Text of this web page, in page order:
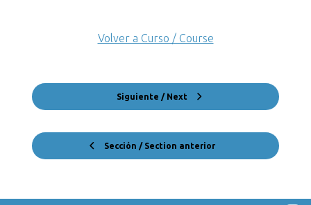
Sección / Section anterior
Volver a Curso / Course
Siguiente / Next